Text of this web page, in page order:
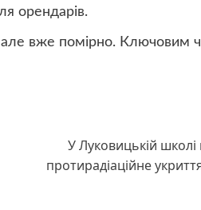
орендарів.
вже помірно. Ключовим
У Луковицькій
протирадіаційне